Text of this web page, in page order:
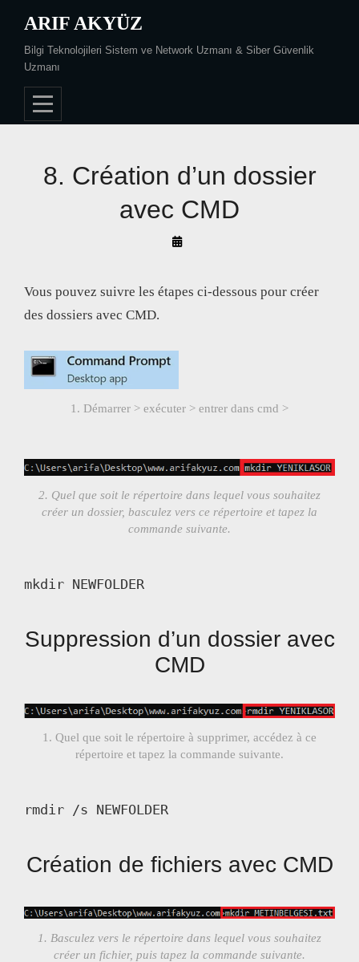
content
ARIF AKYÜZ
Bilgi Teknolojileri Sistem ve Network Uzmanı & Siber Güvenlik
Uzmanı
8. Création d’un dossier
avec CMD
By
Vous pouvez suivre les étapes ci-dessous pour créer
des dossiers avec CMD.
1. Démarrer > exécuter > entrer dans cmd >
2. Quel que soit le répertoire dans lequel vous souhaitez
créer un dossier, basculez vers ce répertoire et tapez la
commande suivante.
mkdir NEWFOLDER
Suppression d’un dossier avec
CMD
1. Quel que soit le répertoire à supprimer, accédez à ce
répertoire et tapez la commande suivante.
rmdir /s NEWFOLDER
Création de fichiers avec CMD
1. Basculez vers le répertoire dans lequel vous souhaitez
créer un fichier, puis tapez la commande suivante.